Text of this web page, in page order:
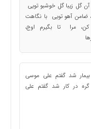
گل زیبا گل خوشبو تویی
ضامن آهو تویی با نگاهت
مرا تا بگیرم اوج،
شد گفتم علی موسی
گره در کار شد گفتم علی